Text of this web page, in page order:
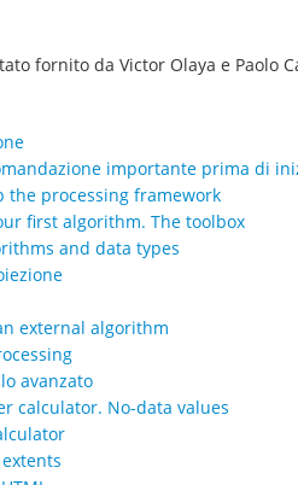
fornito da Victor Olaya e Paolo
importante prima di
the processing framework
first algorithm. The toolbox
and data types
external algorithm
avanzato
calculator. No-data values